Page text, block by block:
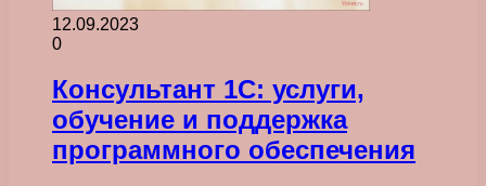
12.09.2023
0
Консультант 1С: услуги,
обучение и поддержка
программного обеспечения